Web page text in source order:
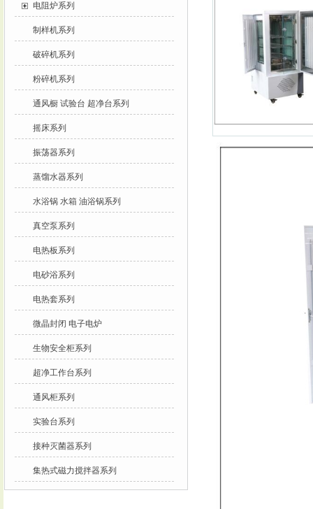
电阻炉系列
制样机系列
破碎机系列
粉碎机系列
通风橱 试验台 超净台系列
摇床系列
振荡器系列
蒸馏水器系列
水浴锅 水箱 油浴锅系列
真空泵系列
电热板系列
电砂浴系列
电热套系列
微晶封闭 电子电炉
生物安全柜系列
超净工作台系列
通风柜系列
实验台系列
接种灭菌器系列
集热式磁力搅拌器系列